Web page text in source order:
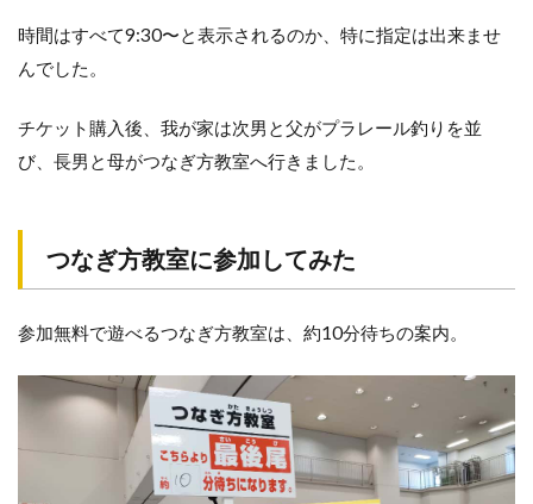
時間はすべて9:30〜と表示されるのか、特に指定は出来ませ
んでした。
チケット購入後、我が家は次男と父がプラレール釣りを並
び、長男と母がつなぎ方教室へ行きました。
つなぎ方教室に参加してみた
参加無料で遊べるつなぎ方教室は、約10分待ちの案内。